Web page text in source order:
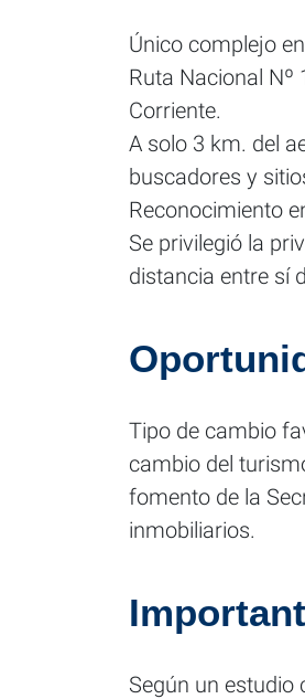
Único complejo
Ruta Nacional
Corriente.
A solo 3 km. del
buscadores y
Reconocimiento
Se privilegió la
distancia entre sí
Tipo de cambio
cambio del
fomento de la
inmobiliarios.
Según un estudio